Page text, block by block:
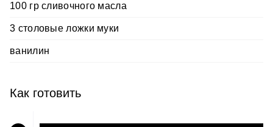
100 гр сливочного масла
3 столовые ложки муки
ванилин
Как готовить